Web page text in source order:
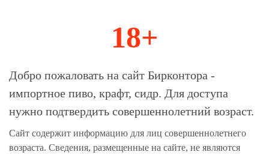
Магазин-Склад импортного пива, крафта и
Главная Бренды Пиво Пражечка / Prazacka
18+
Добро пожаловать на сайт Бирконтора -
импортное пиво, крафт, сидр. Для доступа
нужно подтвердить совершеннолетний возраст.
Сайт содержит информацию для лиц совершеннолетнего
возраста. Сведения, размещенные на сайте, не являются